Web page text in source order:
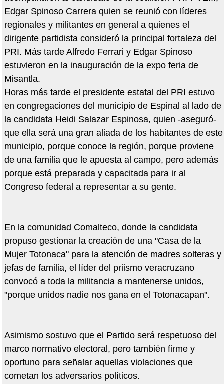
Edgar Spinoso Carrera quien se reunió con líderes
regionales y militantes en general a quienes el
dirigente partidista consideró la principal fortaleza del
PRI. Más tarde Alfredo Ferrari y Edgar Spinoso
estuvieron en la inauguración de la expo feria de
Misantla.
Horas más tarde el presidente estatal del PRI estuvo
en congregaciones del municipio de Espinal al lado de
la candidata Heidi Salazar Espinosa, quien -aseguró-
que ella será una gran aliada de los habitantes de este
municipio, porque conoce la región, porque proviene
de una familia que le apuesta al campo, pero además
porque está preparada y capacitada para ir al
Congreso federal a representar a su gente.
En la comunidad Comalteco, donde la candidata
propuso gestionar la creación de una "Casa de la
Mujer Totonaca" para la atención de madres solteras y
jefas de familia, el líder del priismo veracruzano
convocó a toda la militancia a mantenerse unidos,
"porque unidos nadie nos gana en el Totonacapan".
Asimismo sostuvo que el Partido será respetuoso del
marco normativo electoral, pero también firme y
oportuno para señalar aquellas violaciones que
cometan los adversarios políticos.